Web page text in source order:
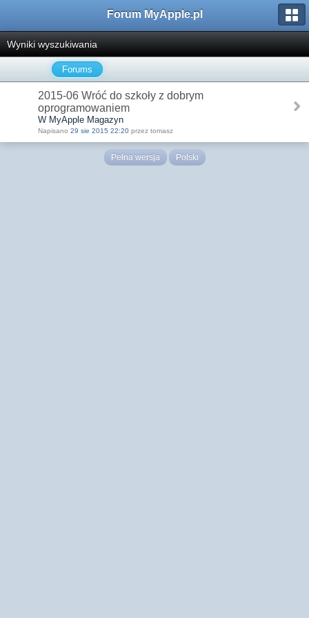
Forum MyApple.pl
Wyniki wyszukiwania
Forums
2015-06 Wróć do szkoły z dobrym
oprogramowaniem
W MyApple Magazyn
Napisano 29 sie 2015 22:20 przez tomasz
Pełna wersja Polski